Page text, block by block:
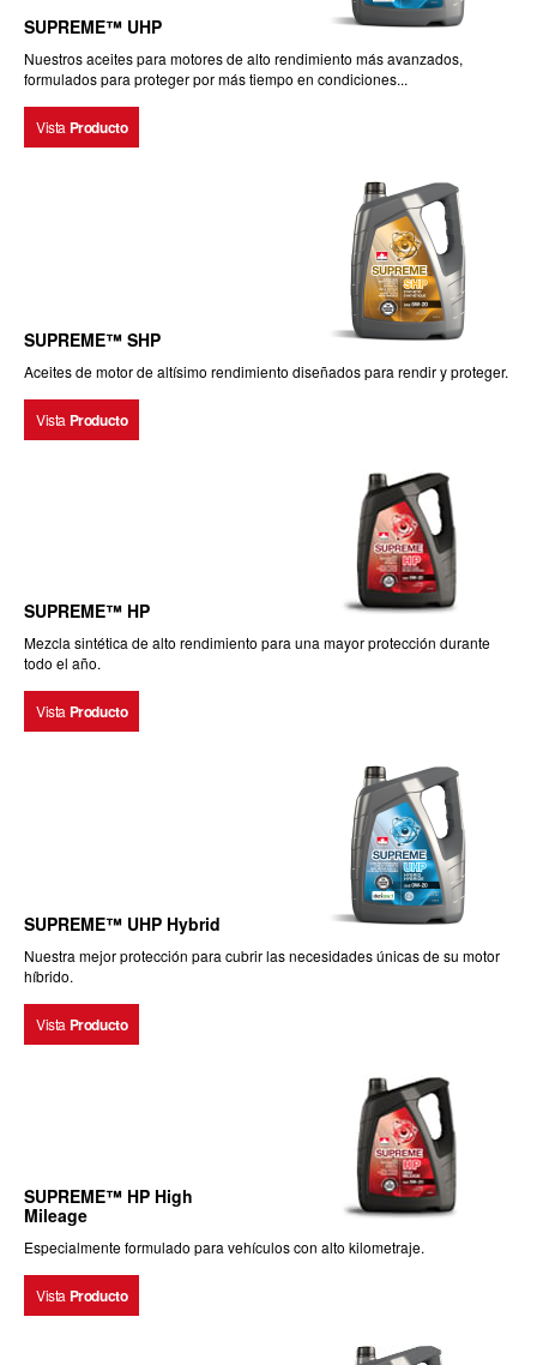
SUPREME™ UHP
Nuestros aceites para motores de alto rendimiento más avanzados,
formulados para proteger por más tiempo en condiciones...
Vista Producto
SUPREME™ SHP
Aceites de motor de altísimo rendimiento diseñados para rendir y proteger.
Vista Producto
SUPREME™ HP
Mezcla sintética de alto rendimiento para una mayor protección durante
todo el año.
Vista Producto
SUPREME™ UHP Hybrid
Nuestra mejor protección para cubrir las necesidades únicas de su motor
híbrido.
Vista Producto
SUPREME™ HP High
Mileage
Especialmente formulado para vehículos con alto kilometraje.
Vista Producto